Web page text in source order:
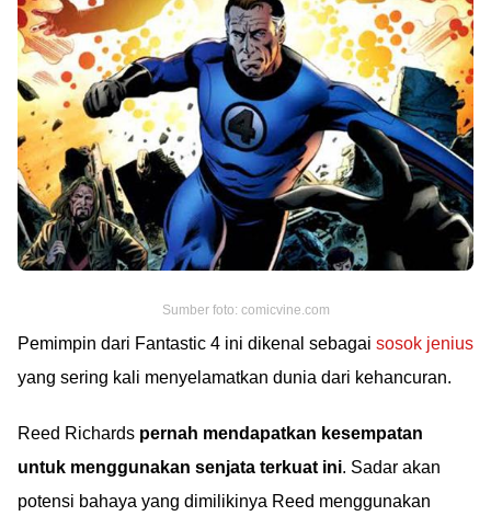
Sumber foto: comicvine.com
Pemimpin dari Fantastic 4 ini dikenal sebagai sosok jenius
yang sering kali menyelamatkan dunia dari kehancuran.
Reed Richards pernah mendapatkan kesempatan
untuk menggunakan senjata terkuat ini. Sadar akan
potensi bahaya yang dimilikinya Reed menggunakan